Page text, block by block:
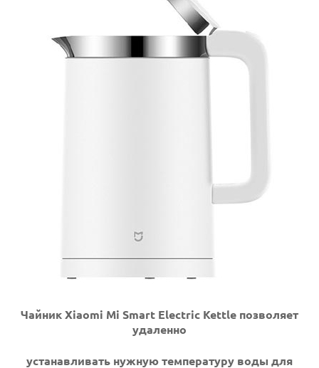
Чайник Xiaomi Mi Smart Electric Kettle позволяет
удаленно
устанавливать нужную температуру воды для